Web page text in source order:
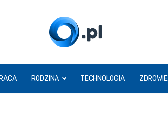
O.pl
RODZINA TECHNOLOGIA ZDROWIE